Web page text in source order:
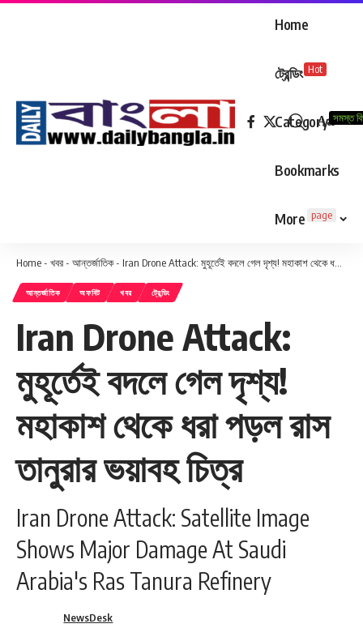
Home
ট্রেন্ডিং Hot
Category সমস্ত
Bookmarks
More page
Font
Aa
Home- খবর- আন্তর্জাতিক- Iran Drone Attack: মুহূর্তেই বদলে গেল দৃশ্য! মহাকাশ থেকে ধরা পড়ল রাস তানুরার ভয়াবহ চিত্র
আন্তর্জাতিক অফবিট খবর ট্রেন্ডিং
Iran Drone Attack:
মুহূর্তেই বদলে গেল দৃশ্য!
মহাকাশ থেকে ধরা পড়ল রাস
তানুরার ভয়াবহ চিত্র
Iran Drone Attack: Satellite Image
Shows Major Damage At Saudi
Arabia's Ras Tanura Refinery
NewsDesk